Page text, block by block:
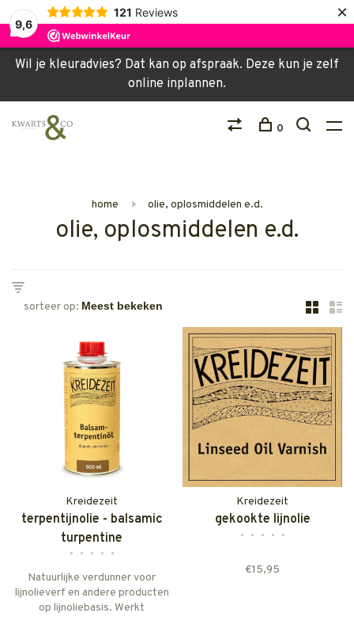
9,6
121 Reviews ×
Wil je kleuradvies? Dat kan op afspraak. Deze kun je zelf
online inplannen.
0
home olie, oplosmiddelen e.d.
olie, oplosmiddelen e.d.
sorteer op:
Kreidezeit
terpentijnolie - balsamic
turpentine
• • • • •
Natuurlijke verdunner voor
lijnolieverf en andere producten
op lijnoliebasis. Werkt
Kreidezeit
gekookte lijnolie
• • • • •
€15,95